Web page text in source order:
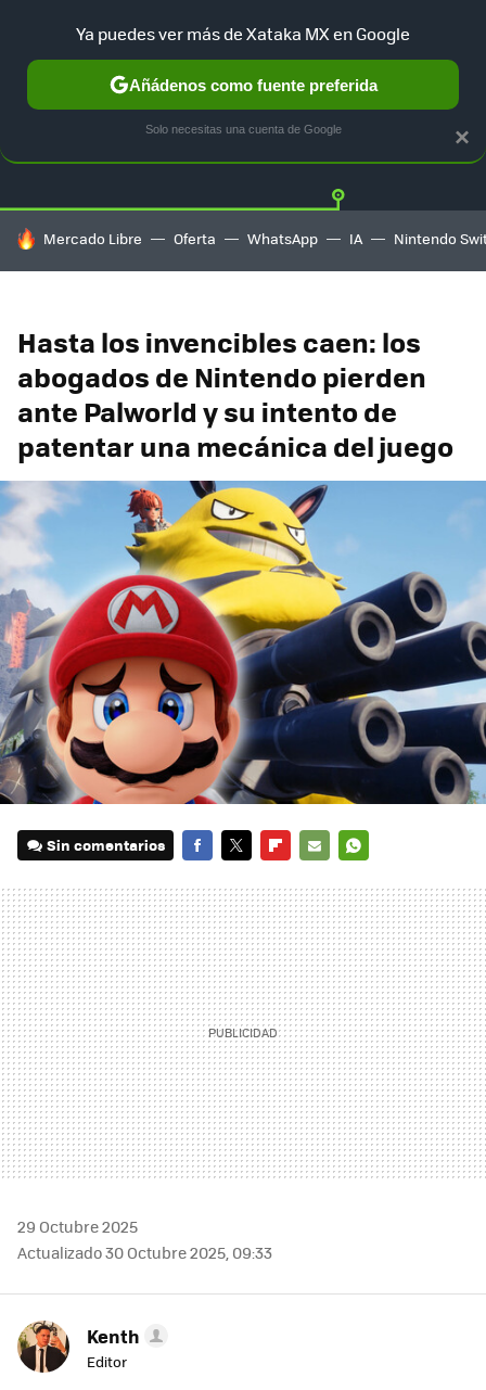
Twitter
HOY SE HABLA DE
Mercado Libre Oferta WhatsApp IA Nintendo
Hasta los invencibles caen: los
abogados de Nintendo pierden
ante Palworld y su intento de
patentar una mecánica del juego
Sin comentarios
MAIL
29 Octubre 2025
Actualizado 30 Octubre 2025, 09:33
Kenth
Editor
×
Ya puedes ver más de Xataka MX en Google
Añádenos como fuente preferida
Solo necesitas una cuenta de Google